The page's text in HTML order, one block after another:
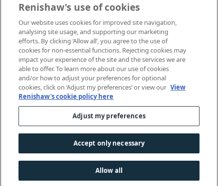
MyRenishaw
Webshop
Beurzen en congressen
Evenementen waaraan we deelnemen
© 2001–2026 Renishaw plc. Alle rechten voorbehouden.
Contact met ons
Toegankelijkheid
Informatie over cookies|Gender en geslacht
Renishaw's use of cookies
Our website uses cookies for improved site navigation,
analysing site usage, and supporting our marketing
efforts. By clicking ‘Allow all’, you agree to the use of
cookies for non-essential functions. Rejecting cookies may
impact your experience of the site and the services we are
able to offer. To learn more about our use of cookies
and/or how to adjust your preferences for optional
cookies, click on ‘Adjust my preferences’ or view our View
Renishaw's cookie policy here
Adjust my preferences
Accept only necessary
Allow all